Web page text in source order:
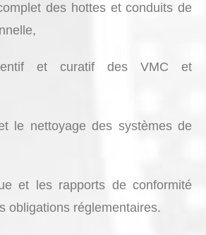
des hottes et conduits de
et curatif des VMC et
le nettoyage des systèmes de
et les rapports de conformité
obligations réglementaires.